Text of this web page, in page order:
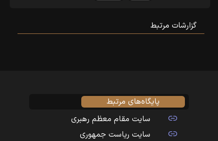
گزارشات مرتبط
پایگاه‌های مرتبط
سایت مقام معظم رهبری
سایت ریاست جمهوری